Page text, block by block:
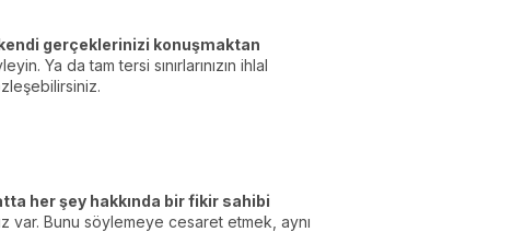
gerçeklerinizi konuşmaktan
Ya da tam tersi sınırlarınızın ihlal
her şey hakkında bir fikir sahibi
var. Bunu söylemeye cesaret etmek, aynı